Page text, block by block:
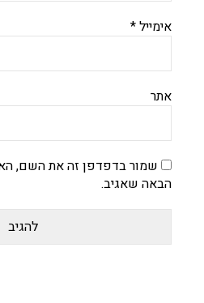
אימייל*
אתר
שמור בדפדפן זה את השם,
הבאה שאגיב.